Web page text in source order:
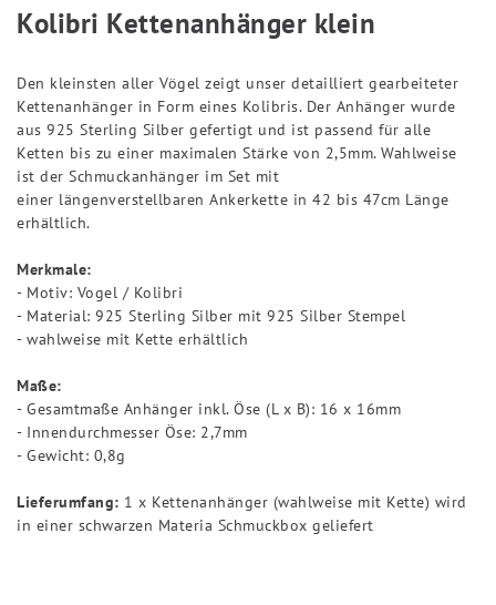
Kolibri Kettenanhänger klein
Den kleinsten aller Vögel zeigt unser detailliert gearbeiteter
Kettenanhänger in Form eines Kolibris. Der Anhänger wurde
aus 925 Sterling Silber gefertigt und ist passend für alle
Ketten bis zu einer maximalen Stärke von 2,5mm. Wahlweise
ist der Schmuckanhänger im Set mit
einer längenverstellbaren Ankerkette in 42 bis 47cm Länge
erhältlich.
Merkmale:
- Motiv: Vogel / Kolibri
- Material: 925 Sterling Silber mit 925 Silber Stempel
- wahlweise mit Kette erhältlich
Maße:
- Gesamtmaße Anhänger inkl. Öse (L x B): 16 x 16mm
- Innendurchmesser Öse: 2,7mm
- Gewicht: 0,8g
Lieferumfang: 1 x Kettenanhänger (wahlweise mit Kette) wird
in einer schwarzen Materia Schmuckbox geliefert